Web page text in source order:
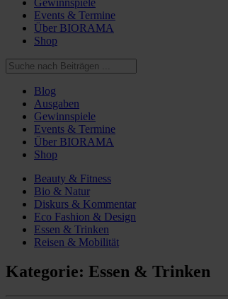
Events & Termine
Über BIORAMA
Shop
Blog
Ausgaben
Gewinnspiele
Events & Termine
Über BIORAMA
Shop
Beauty & Fitness
Bio & Natur
Diskurs & Kommentar
Eco Fashion & Design
Essen & Trinken
Reisen & Mobilität
Kategorie: Essen & Trinken